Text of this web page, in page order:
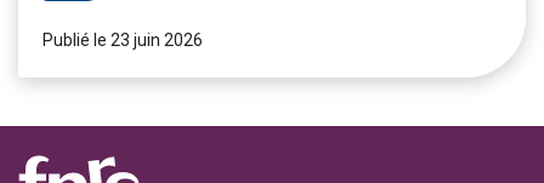
Publié le 23 juin 2026